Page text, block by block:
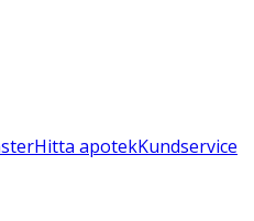
Hitta apotekKundservice